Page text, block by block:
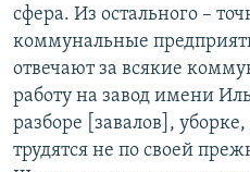
сфера. Из остального –
коммунальные
отвечают за всякие
работу на завод имени
разборе [завалов],
трудятся не по своей